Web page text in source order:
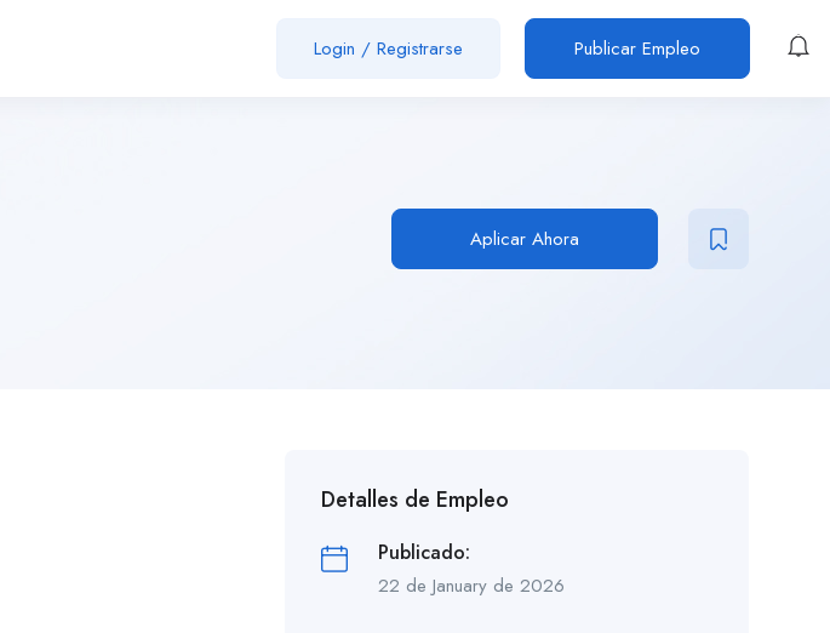
Login / Registrarse Publicar Empleo
Aplicar Ahora
Detalles de Empleo
Publicado:
22 de January de 2026